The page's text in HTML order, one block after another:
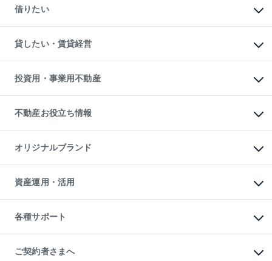
中古一戸建ての購入
不動産購入の流れ
注目キーワード物件特集
購入ガイド
English 繁体中文簡体中文
一戸建ての売却・査定
土地の売却・査定
スピードAI査定
不動産査定について
不動産売却の流れ
不動産買換えの流れ
売却ガイド
借りたい
オフィス・店舗の賃貸
借りるときの流れ
借りるガイド
貸したい・賃貸経営
マンション賃料データ
賃貸管理プラン
リロケーションについて
貸すガイド
投資用・事業用不動産
事業用不動産
マンション投資
投資用マンション
アパート経営
収益物件
ビル購入（ビル一棟）
投資用不動産の売却査定
事業用不動産の売却査定
不動産お役立ち情報
マンションライブラリー
人気マンションランキング
暮らしに役立つ不動産メディア
不動産相場・不動産価格情報
不動産コラム・ニュース
不動産用語集
不動産なんでもネット相談室
住まいの税金
オリジナルブランド
一棟リノベーションマンション
L`GENTE（ルジェンテ）
区分リノベーションマンション
投資用一棟レジデンスWELL
不動産小口投資
LEGACIA（レガシア）
資産運用・活用
不動産M&A
アセットマネジメント・出資
各種サポート
相続サポート
リフォームサポート
ご契約者さまへ